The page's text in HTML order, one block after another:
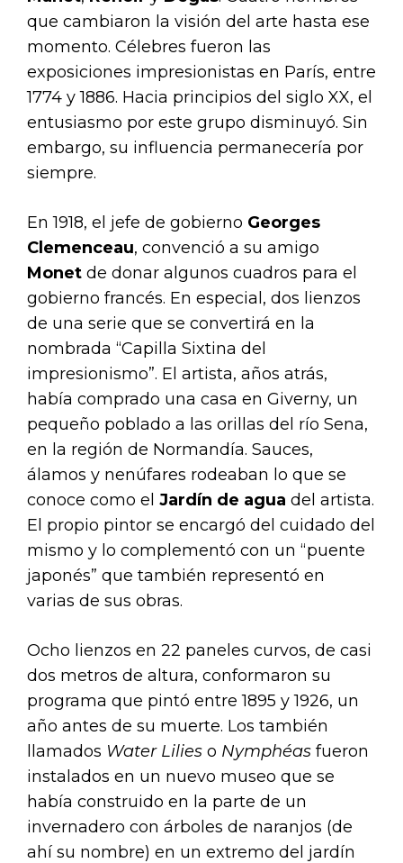
que cambiaron la visión del arte hasta ese
momento. Célebres fueron las
exposiciones impresionistas en París, entre
1774 y 1886. Hacia principios del siglo XX, el
entusiasmo por este grupo disminuyó. Sin
embargo, su influencia permanecería por
siempre.
En 1918, el jefe de gobierno Georges
Clemenceau, convenció a su amigo
Monet de donar algunos cuadros para el
gobierno francés. En especial, dos lienzos
de una serie que se convertirá en la
nombrada “Capilla Sixtina del
impresionismo”. El artista, años atrás,
había comprado una casa en Giverny, un
pequeño poblado a las orillas del río Sena,
en la región de Normandía. Sauces,
álamos y nenúfares rodeaban lo que se
conoce como el Jardín de agua del artista.
El propio pintor se encargó del cuidado del
mismo y lo complementó con un “puente
japonés” que también representó en
varias de sus obras.
Ocho lienzos en 22 paneles curvos, de casi
dos metros de altura, conformaron su
programa que pintó entre 1895 y 1926, un
año antes de su muerte. Los también
llamados Water Lilies o Nymphéas fueron
instalados en un nuevo museo que se
había construido en la parte de un
invernadero con árboles de naranjos (de
ahí su nombre) en un extremo del jardín